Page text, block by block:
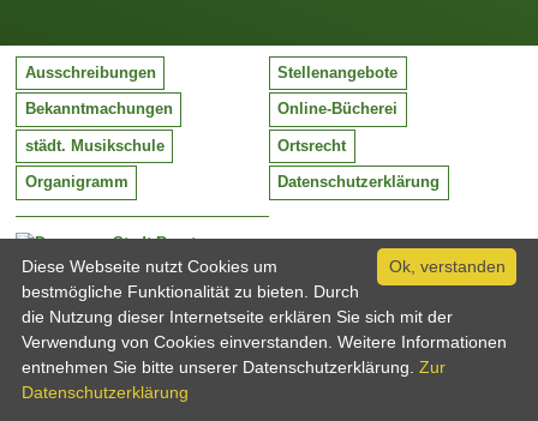
Stadt Barntrup
Mittelstraße 38
32683 Barntrup
Tel:
Email:
05263 / 409-0
info@barntrup.de
Ausschreibungen Stellenangebote
Bekanntmachungen Online-Bücherei
städt. Musikschule Ortsrecht
Organigramm Datenschutzerklärung
Ok, verstanden
Diese Webseite nutzt Cookies um
bestmögliche Funktionalität zu bieten. Durch
die Nutzung dieser Internetseite erklären Sie sich mit der
Verwendung von Cookies einverstanden. Weitere Informationen
entnehmen Sie bitte unserer Datenschutzerklärung. Zur
Datenschutzerklärung